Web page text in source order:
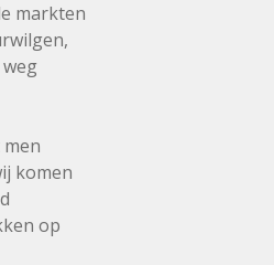
markten
komen
op